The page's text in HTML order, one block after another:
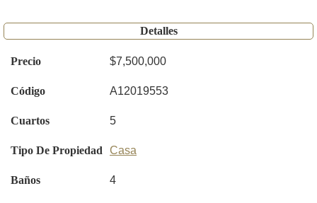
Detalles
Precio $7,500,000
Código A12019553
Cuartos 5
Tipo De Propiedad Casa
Baños 4